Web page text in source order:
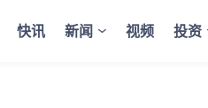
快讯 新闻 视频 投资